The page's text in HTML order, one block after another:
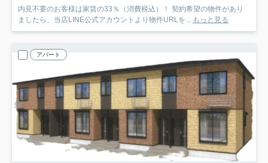
内見不要のお客様は家賃の33％（消費税込）！ 契約希望の物件があり
ましたら、当店LINE公式アカウントより物件URLを...
もっと見る
アパート